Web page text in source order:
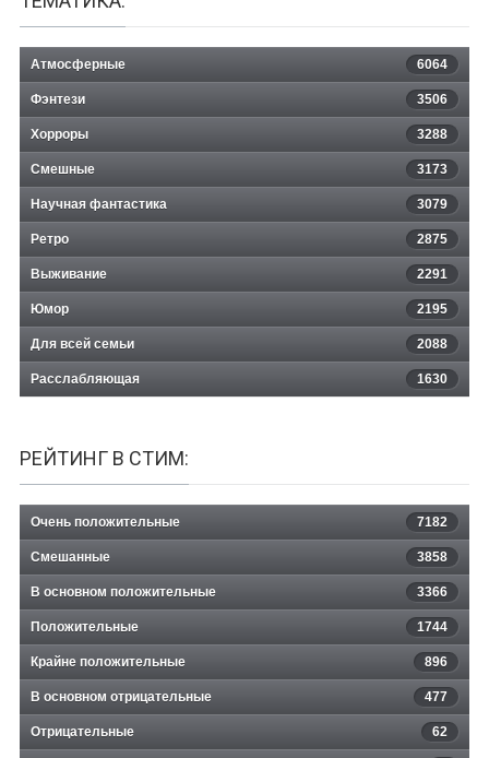
Атмосферные 6064
Фэнтези 3506
Хорроры 3288
Смешные 3173
Научная фантастика 3079
Ретро 2875
Выживание 2291
Юмор 2195
Для всей семьи 2088
Расслабляющая 1630
РЕЙТИНГ В СТИМ:
Очень положительные 7182
Смешанные 3858
В основном положительные 3366
Положительные 1744
Крайне положительные 896
В основном отрицательные 477
Отрицательные 62